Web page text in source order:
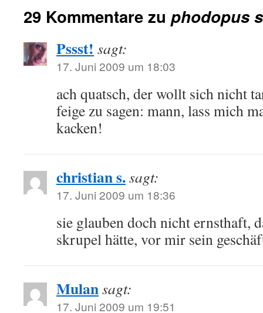
29 Kommentare zu phodopus
Pssst! sagt:
17. Juni 2009 um 18:03
ach quatsch, der wollt sich nicht
feige zu sagen: mann, lass mich
kacken!
christian s.sagt:
17. Juni 2009 um 18:36
sie glauben doch nicht ernsthaft,
skrupel hätte, vor mir sein
Mulansagt:
17. Juni 2009 um 19:51